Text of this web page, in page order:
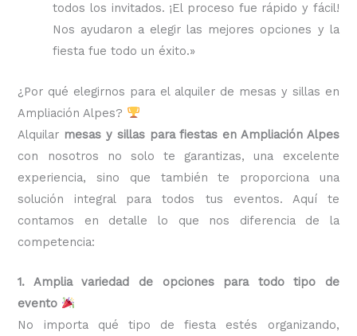
todos los invitados. ¡El proceso fue rápido y fácil!
Nos ayudaron a elegir las mejores opciones y la
fiesta fue todo un éxito.»
¿Por qué elegirnos para el alquiler de mesas y sillas en
Ampliación Alpes?
Alquilar mesas y sillas para fiestas en Ampliación Alpes
con nosotros no solo te garantizas, una excelente
experiencia, sino que también te proporciona una
solución integral para todos tus eventos. Aquí te
contamos en detalle lo que nos diferencia de la
competencia:
1. Amplia variedad de opciones para todo tipo de
evento
No importa qué tipo de fiesta estés organizando,